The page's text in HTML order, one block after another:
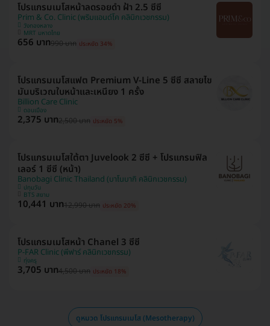
โปรแกรมเมโสหน้าลดรอยดำ ฝ้า 2.5 ซีซี
Prim & Co. Clinic (พริมแอนด์โค คลินิกเวชกรรม)
วังทองหลาง
MRT มหาดไทย
656 บาท990 บาท ประหยัด 34%
โปรแกรมเมโสแฟต Premium V-Line 5 ซีซี สลายไข
มันบริเวณใบหน้าและเหนียง 1 ครั้ง
Billion Care Clinic
ดอนเมือง
2,375 บาท2,500 บาท ประหยัด 5%
โปรแกรมเมโสใต้ตา Juvelook 2 ซีซี + โปรแกรมฟิล
เลอร์ 1 ซีซี (หน้า)
Banobagi Clinic Thailand (บาโนบากิ คลินิกเวชกรรม)
ปทุมวัน
BTS สยาม
10,441 บาท12,990 บาท ประหยัด 20%
โปรแกรมเมโสหน้า Chanel 3 ซีซี
P-FAR Clinic (พีฟาร์ คลินิกเวชกรรม)
ทุ่งครุ
3,705 บาท4,500 บาท ประหยัด 18%
ดูหมวด โปรแกรมเมโส (Mesotherapy)